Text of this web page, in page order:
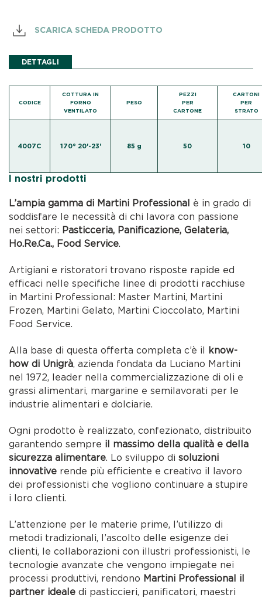
SCARICA SCHEDA PRODOTTO
DETTAGLI
CODICE
COTTURA IN
FORNO
VENTILATO
4007C 170° 20'-23'
PESO
PEZZI
PER
CARTONE
CARTONI
PER
STRATO
85 g 50 10
I nostri prodotti
L’ampia gamma di Martini Professional è in grado di
soddisfare le necessità di chi lavora con passione
nei settori: Pasticceria, Panificazione, Gelateria,
Ho.Re.Ca., Food Service.
Artigiani e ristoratori trovano risposte rapide ed
efficaci nelle specifiche linee di prodotti racchiuse
in Martini Professional: Master Martini, Martini
Frozen, Martini Gelato, Martini Cioccolato, Martini
Food Service.
Alla base di questa offerta completa c’è il know-
how di Unigrà, azienda fondata da Luciano Martini
nel 1972, leader nella commercializzazione di oli e
grassi alimentari, margarine e semilavorati per le
industrie alimentari e dolciarie.
Ogni prodotto è realizzato, confezionato, distribuito
garantendo sempre il massimo della qualità e della
sicurezza alimentare. Lo sviluppo disoluzioni
innovative rende più efficiente e creativo il lavoro
dei professionisti che vogliono continuare a stupire
i loro clienti.
L’attenzione per le materie prime, l’utilizzo di
metodi tradizionali, l’ascolto delle esigenze dei
clienti, le collaborazioni con illustri professionisti, le
tecnologie avanzate che vengono impiegate nei
processi produttivi, rendono Martini Professional il
partner ideale di pasticcieri, panificatori, maestri